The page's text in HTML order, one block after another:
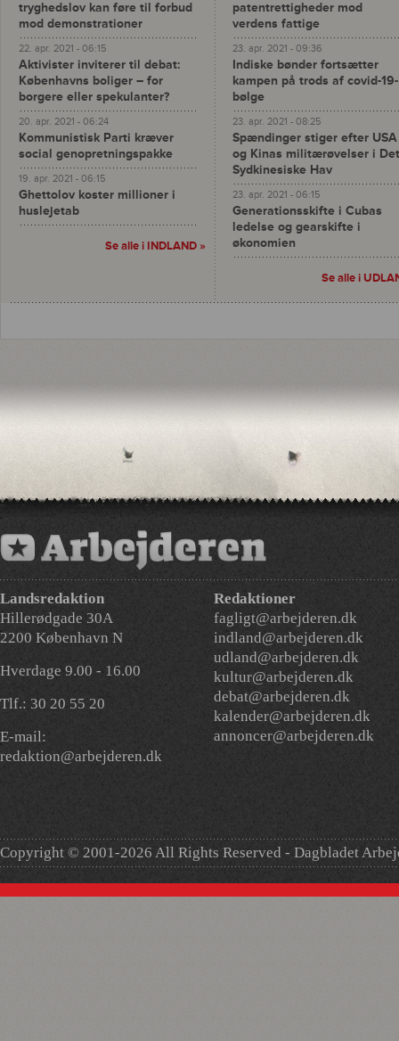
tryghedslov kan føre til forbud
mod demonstrationer
22. apr. 2021 - 06:15
Aktivister inviterer til debat:
Københavns boliger – for
borgere eller spekulanter?
20. apr. 2021 - 06:24
Kommunistisk Parti kræver
social genopretningspakke
19. apr. 2021 - 06:15
Ghettolov koster millioner i
huslejetab
Se alle i INDLAND »
patentrettigheder mod
verdens fattige
23. apr. 2021 - 09:36
Indiske bønder fortsætter
kampen på trods af covid-19-
bølge
23. apr. 2021 - 08:25
Spændinger stiger efter USA
og Kinas militærøvelser i Det
Sydkinesiske Hav
23. apr. 2021 - 06:15
Generationsskifte i Cubas
ledelse og gearskifte i
økonomien
Se alle i
Landsredaktion
Hillerødgade 30A
2200 København N
Hverdage 9.00 - 16.00
Tlf.: 30 20 55 20
E-mail:
redaktion@arbejderen.dk
Redaktioner
fagligt@arbejderen.dk
indland@arbejderen.dk
udland@arbejderen.dk
kultur@arbejderen.dk
debat@arbejderen.dk
kalender@arbejderen.dk
annoncer@arbejderen.dk
Copyright © 2001-2026 All Rights Reserved - Dagbladet